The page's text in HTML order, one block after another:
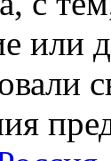
или